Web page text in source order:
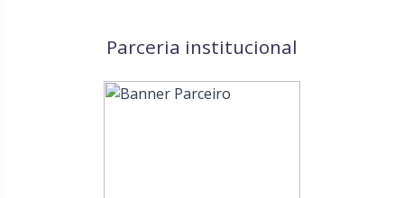
Parceria institucional